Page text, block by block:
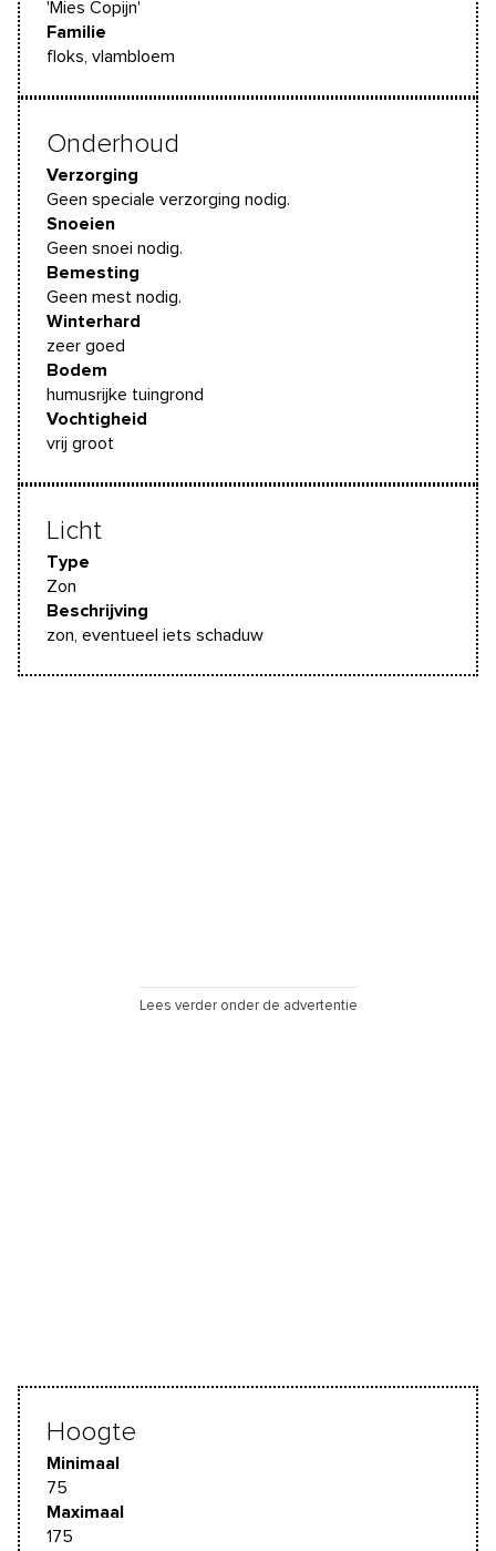
'Mies Copijn'
Familie
floks, vlambloem
Onderhoud
Verzorging
Geen speciale verzorging nodig.
Snoeien
Geen snoei nodig.
Bemesting
Geen mest nodig.
Winterhard
zeer goed
Bodem
humusrijke tuingrond
Vochtigheid
vrij groot
Licht
Type
Zon
Beschrijving
zon, eventueel iets schaduw
Lees verder onder de advertentie
Hoogte
Minimaal
75
Maximaal
175